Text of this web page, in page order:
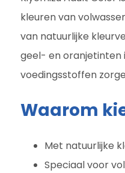
kleuren van
van natuurlijke
geel- en oranjetinten
voedingsstoffen
Waarom
Met natuurlijke
Speciaal voor